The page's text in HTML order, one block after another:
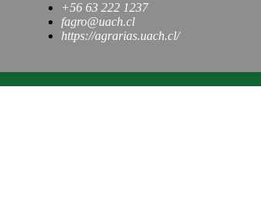
+56 63 222 1237
fagro@uach.cl
https://agrarias.uach.cl/